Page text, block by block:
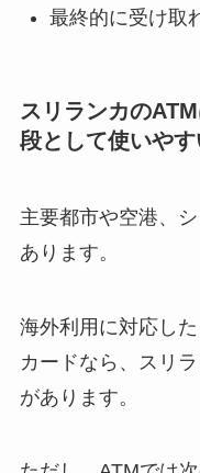
最終的に受け取
スリランカの
段として使いやす
主要都市や空港、
あります。
海外利用に対応し
カードなら、スリ
があります。